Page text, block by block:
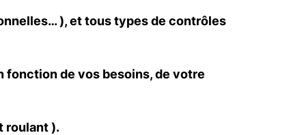
), et tous types de contrôles
fonction de vos besoins, de votre
roulant ).